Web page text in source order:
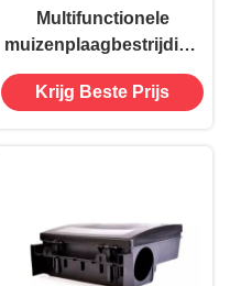
Multifunctionele
muizenplaagbestrijding
knaagdierval voor witte
muizen lokaas station
Krijg Beste Prijs